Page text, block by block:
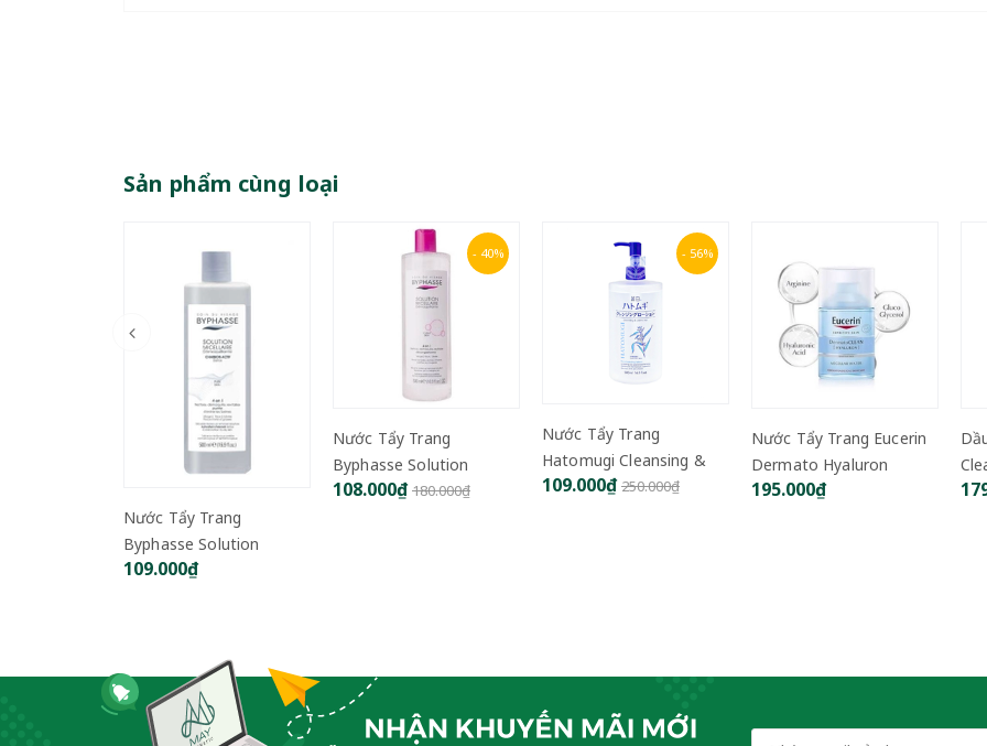
Sản phẩm cùng loại
Nước Tẩy Trang
Byphasse Solution
- 56%
Nước Tẩy Trang
Hatomugi Cleansing &
Pore Clear 500ml
109.000₫ 250.000₫
Nước Tẩy Trang Eucerin
Dermato Hyaluron
Micellar Water 3 In 1
195.000₫
Dầu Tẩy Trang Hatomugi
Cleansing & Pore Clear
500ml
179.000₫